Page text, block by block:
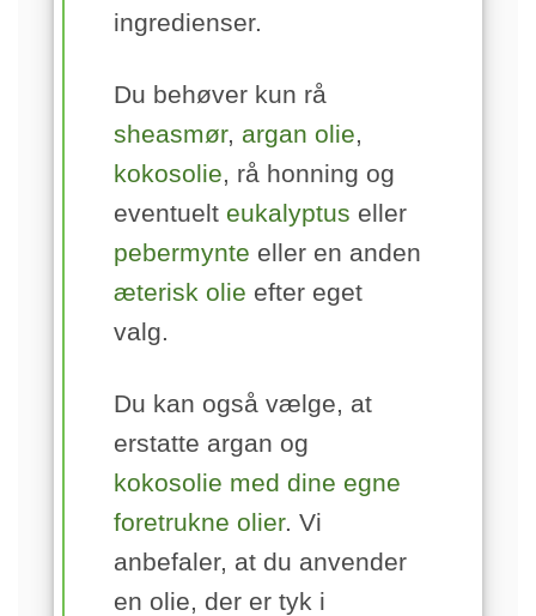
ingredienser.
Du behøver kun rå
sheasmør, argan olie,
kokosolie, rå honning og
eventuelt eukalyptus eller
pebermynte eller en anden
æterisk olie efter eget
valg.
Du kan også vælge, at
erstatte argan og
kokosolie med dine egne
foretrukne olier. Vi
anbefaler, at du anvender
en olie, der er tyk i